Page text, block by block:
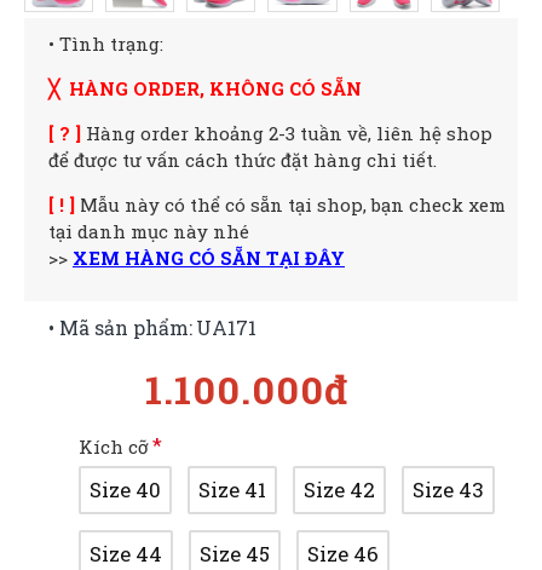
• Tình trạng:
╳ HÀNG ORDER, KHÔNG CÓ SẴN
[ ? ] Hàng order khoảng 2-3 tuần về, liên hệ shop
để được tư vấn cách thức đặt hàng chi tiết.
[ ! ] Mẫu này có thể có sẵn tại shop, bạn check xem
tại danh mục này nhé
>> XEM HÀNG CÓ SẴN TẠI ĐÂY
1.100.000đ
• Mã sản phẩm:UA171
Kích cỡ
Size 40 Size 41 Size 42 Size 43
Size 44 Size 45 Size 46